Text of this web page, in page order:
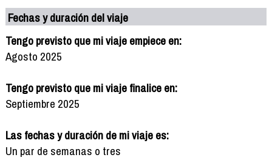
Fechas y duración del viaje
Tengo previsto que mi viaje empiece en:
Agosto 2025
Tengo previsto que mi viaje finalice en:
Septiembre 2025
Las fechas y duración de mi viaje es:
Un par de semanas o tres